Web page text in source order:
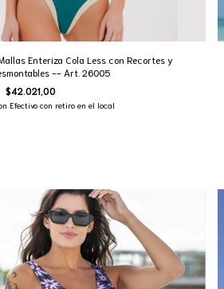
Enteriza Cola Less con Recortes y
-- Art. 26005
$42.021,00
Efectivo con retiro en el local